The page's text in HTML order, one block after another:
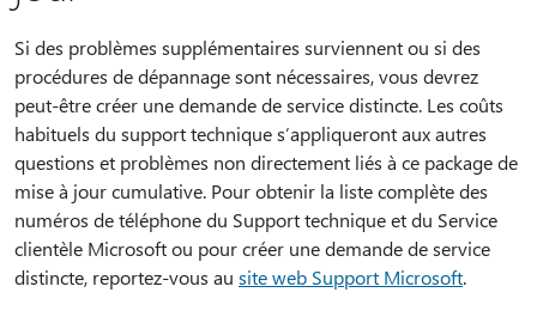
Si des problèmes supplémentaires surviennent ou si des
procédures de dépannage sont nécessaires, vous devrez
peut-être créer une demande de service distincte. Les coûts
habituels du support technique s’appliqueront aux autres
questions et problèmes non directement liés à ce package de
mise à jour cumulative. Pour obtenir la liste complète des
numéros de téléphone du Support technique et du Service
clientèle Microsoft ou pour créer une demande de service
distincte, reportez-vous au site web Support Microsoft.